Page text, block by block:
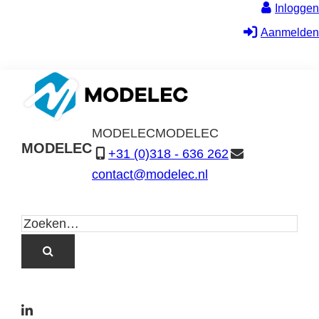
Inloggen
Aanmelden
MODELEC
MODELECMODELEC
+31 (0)318 - 636 262
contact@modelec.nl
L